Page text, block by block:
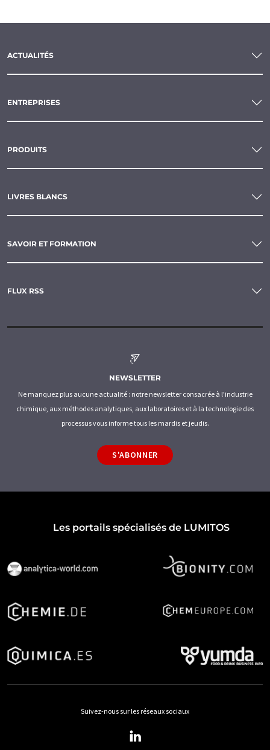
ACTUALITÉS
ENTREPRISES
PRODUITS
LIVRES BLANCS
SAVOIR ET FORMATION
FLUX RSS
NEWSLETTER
Ne manquez plus aucune actualité : notre newsletter consacrée à l'industrie
chimique, aux méthodes analytiques, aux laboratoires et à la technologie des
processus vous informe tous les mardis et jeudis.
S'ABONNER
Les portails spécialisés de LUMITOS
Suivez-nous sur les réseaux sociaux